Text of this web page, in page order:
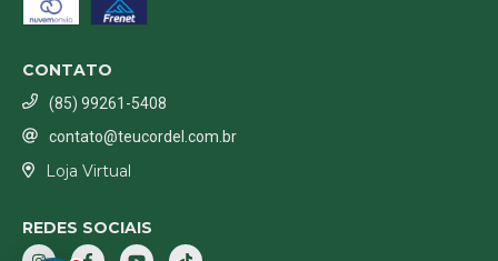
CONTATO
(85) 99261-5408
contato@teucordel.com.br
Loja Virtual
REDES SOCIAIS